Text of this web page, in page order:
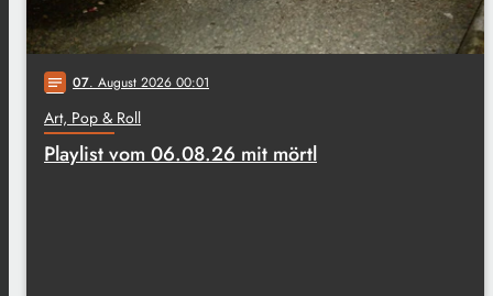
notes 07. August 2026 00:01
Art, Pop & Roll
Playlist vom 06.08.26 mit mörtl